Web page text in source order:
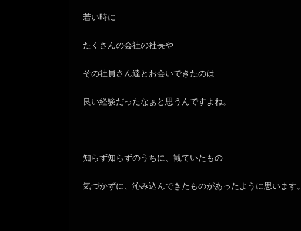
若い時に
たくさんの会社の社長や
その社員さん達とお会いできたのは
良い経験だったなぁと思うんですよね。
知らず知らずのうちに、観ていたもの
気づかずに、沁み込んできたものがあったように思います。